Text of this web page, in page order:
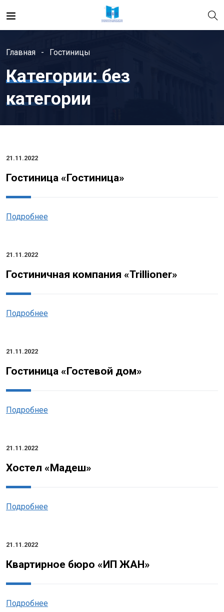
Главная Гостиницы
Категории:без
категории
21.11.2022
Гостиница «Гостиница»
Подробнее
21.11.2022
Гостиничная компания «Trillioner»
Подробнее
21.11.2022
Гостиница «Гостевой дом»
Подробнее
21.11.2022
Хостел «Мадеш»
Подробнее
21.11.2022
Квартирное бюро «ИП ЖАН»
Подробнее